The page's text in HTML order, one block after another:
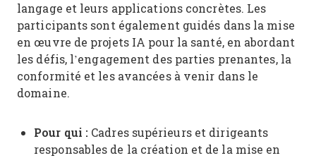
langage et leurs applications concrètes. Les
participants sont également guidés dans la mise
en œuvre de projets IA pour la santé, en abordant
les défis, l’engagement des parties prenantes, la
conformité et les avancées à venir dans le
domaine.
Pour qui : Cadres supérieurs et dirigeants
responsables de la création et de la mise en